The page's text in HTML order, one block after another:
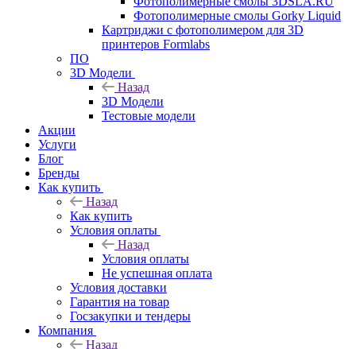
Фотополимерные смолы Gorky Liquid
Картриджи с фотополимером для 3D
принтеров Formlabs
ПО
3D Модели
Назад
3D Модели
Тестовые модели
Акции
Услуги
Блог
Бренды
Как купить
Назад
Как купить
Условия оплаты
Назад
Условия оплаты
Не успешная оплата
Условия доставки
Гарантия на товар
Госзакупки и тендеры
Компания
Назад